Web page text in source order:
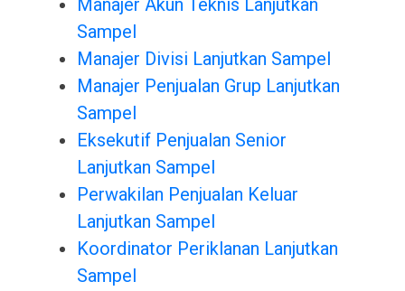
Manajer Akun Teknis Lanjutkan
Sampel
Manajer Divisi Lanjutkan Sampel
Manajer Penjualan Grup Lanjutkan
Sampel
Eksekutif Penjualan Senior
Lanjutkan Sampel
Perwakilan Penjualan Keluar
Lanjutkan Sampel
Koordinator Periklanan Lanjutkan
Sampel